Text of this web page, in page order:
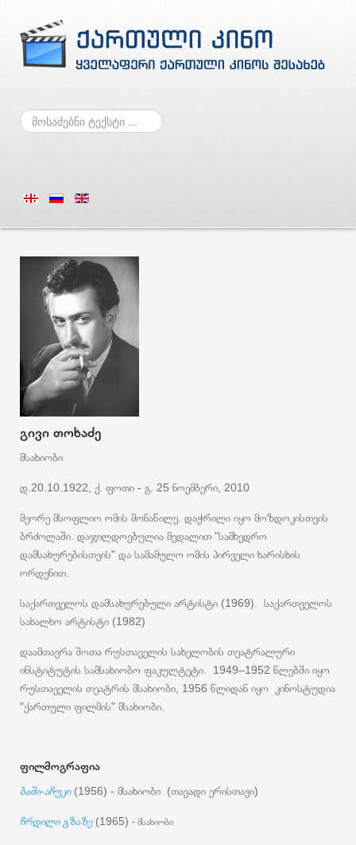
ძებნა
გივი თოხაძე
მსახიობი
დ.20.10.1922, ქ. ფოთი - გ. 25 ნოემბერი, 2010
მეორე მსოფლიო ომის მონაწილე. დაჭრილი იყო მოზდოკისთვის
ბრძოლაში. დაჯილდოებულია მედალით "სამხედრო
დამსახურებისთვის" და სამამულო ომის პირველი ხარისხის
ორდენით.
საქართველოს დამსახურებული არტისტი (1969). საქართველოს
სახალხო არტისტი (1982)
დაამთავრა შოთა რუსთაველის სახელობის თეატრალური
ინსტიტუტის სამსახიობო ფაკულტეტი. 1949–1952 წლებში იყო
რუსთაველის თეატრის მსახიობი, 1956 წლიდან იყო კინოსტუდია
"ქართული ფილმის" მსახიობი.
ფილმოგრაფია
ბაში-აჩუკი (1956) - მსახიობი (თავადი ერისთავი)
ჩრდილი გზაზე (1965) - მსახიობი